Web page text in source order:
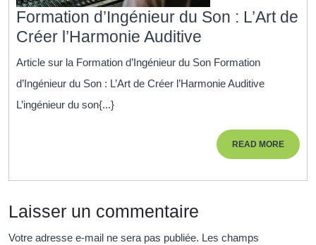
Formation d’Ingénieur du Son : L’Art de
Créer l’Harmonie Auditive
d’Ingénieur
du
L’Art
de
Article sur la Formation d’Ingénieur du Son Formation
d’Ingénieur du Son : L’Art de Créer l’Harmonie Auditive
L’ingénieur du son{...}
READ MOREREAD
MORE
Laisser un commentaire
Votre adresse e-mail ne sera pas publiée. Les champs